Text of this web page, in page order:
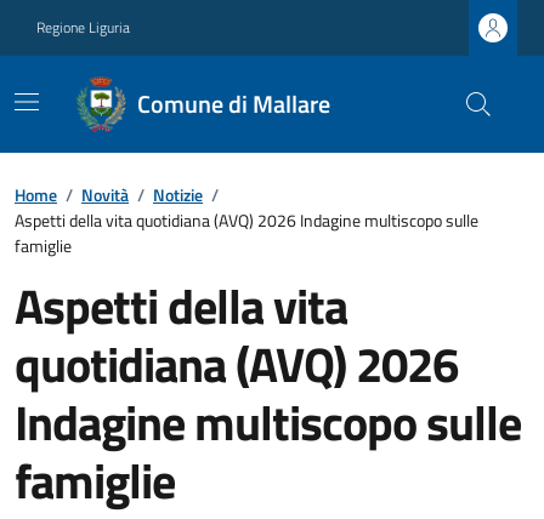
Regione Liguria
Comune di Mallare
Home / Novità / Notizie /
Aspetti della vita quotidiana (AVQ) 2026 Indagine multiscopo sulle
famiglie
Aspetti della vita
quotidiana (AVQ) 2026
Indagine multiscopo sulle
famiglie